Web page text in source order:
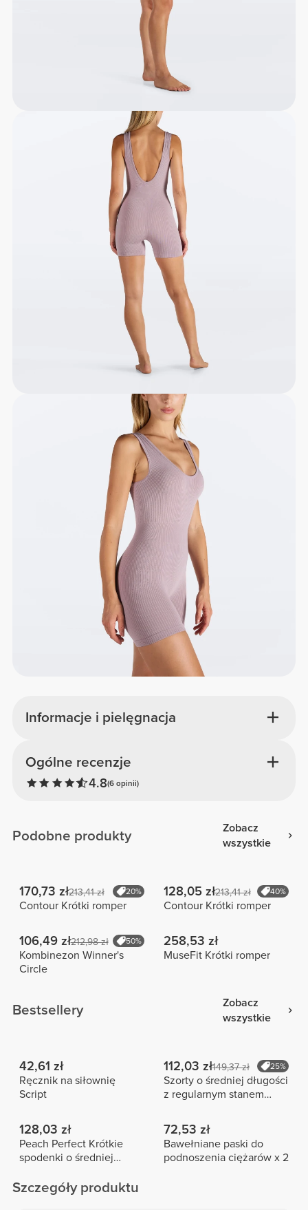
Informacje i pielęgnacja
Ogólne recenzje
4.8(6 opinii)
Podobne produkty
Zobacz
wszystkie
170,73 zł213,41 zł 20%
Contour Krótki romper
128,05 zł213,41 zł 40%
Contour Krótki romper
106,49 zł212,98 zł 50%
Kombinezon Winner's
Circle
258,53 zł
MuseFit Krótki romper
Bestsellery
Zobacz
wszystkie
42,61 zł
Ręcznik na siłownię
Script
112,03 zł149,37 zł 25%
Szorty o średniej długości
z regularnym stanem
128,03 zł
Peach Perfect Krótkie
spodenki o średniej
stanem
72,53 zł
Bawełniane paski do
podnoszenia ciężarów x 2
Szczegóły produktu